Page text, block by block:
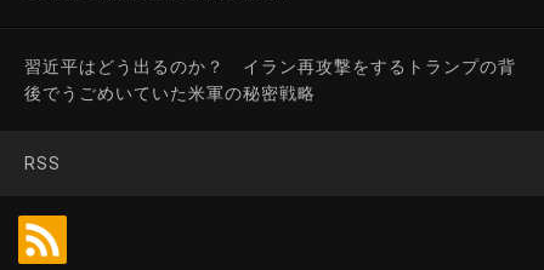
習近平はどう出るのか？ イラン再攻撃をするトランプの背
後でうごめいていた米軍の秘密戦略
RSS